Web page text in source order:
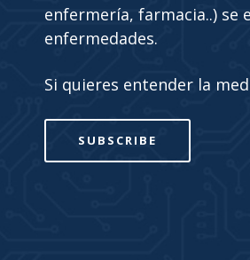
enfermería, farmacia..)
enfermedades.
Si quieres entender la
SUBSCRIBE